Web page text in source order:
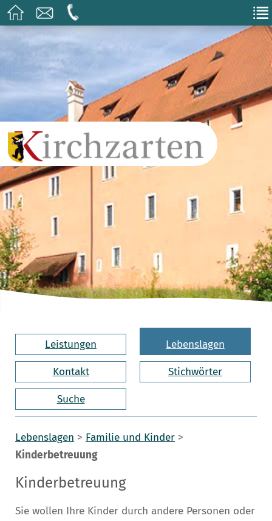
Leistungen Lebenslagen
Kontakt Stichwörter
Suche
Lebenslagen > Familie und Kinder >
Kinderbetreuung
Kinderbetreuung
Sie wollen Ihre Kinder durch andere Personen oder